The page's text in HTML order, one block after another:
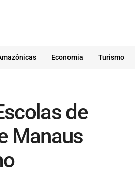
Economia Turismo
de
Manaus